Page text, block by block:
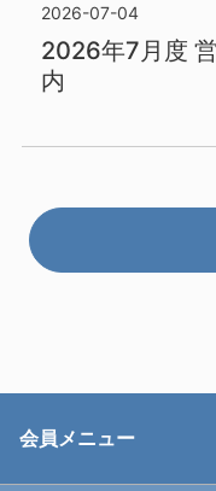
2026-07-04
2026年7月度
内
会員メニュー